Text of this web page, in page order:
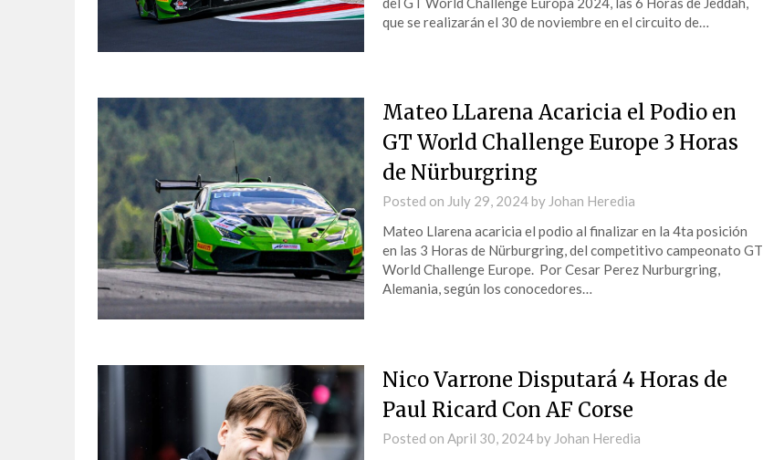
que se realizarán el 30 de noviembre en el circuito de…
Mateo LLarena Acaricia el Podio en
GT World Challenge Europe 3 Horas
de Nürburgring
Posted on July 29, 2024by Johan Heredia
Mateo Llarena acaricia el podio al finalizar en la 4ta posición
en las 3 Horas de Nürburgring, del competitivo campeonato GT
World Challenge Europe. Por Cesar Perez Nurburgring,
Alemania, según los conocedores…
Nico Varrone Disputará 4 Horas de
Paul Ricard Con AF Corse
Posted on April 30, 2024by Johan Heredia